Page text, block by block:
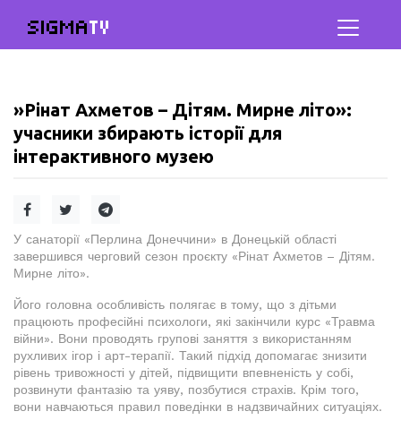
SIGMATV
»Рінат Ахметов – Дітям. Мирне літо»:
учасники збирають історії для
інтерактивного музею
У санаторії «Перлина Донеччини» в Донецькій області
завершився черговий сезон проєкту «Рінат Ахметов – Дітям.
Мирне літо».
Його головна особливість полягає в тому, що з дітьми
працюють професійні психологи, які закінчили курс «Травма
війни». Вони проводять групові заняття з використанням
рухливих ігор і арт-терапії. Такий підхід допомагає знизити
рівень тривожності у дітей, підвищити впевненість у собі,
розвинути фантазію та уяву, позбутися страхів. Крім того,
вони навчаються правил поведінки в надзвичайних ситуаціях.